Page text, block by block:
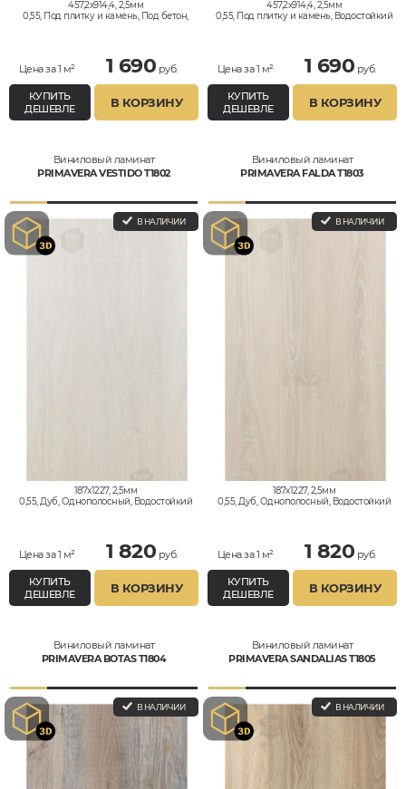
457,2x914,4, 2,5мм
0,55, Под плитку и камень, Под бетон,
Цена за 1 м² 1 690 руб.
КУПИТЬ
ДЕШЕВЛЕ
В КОРЗИНУ
457,2x914,4, 2,5мм
0,55, Под плитку и камень, Водостойкий
Цена за 1 м² 1 690 руб.
КУПИТЬ
ДЕШЕВЛЕ
В КОРЗИНУ
Виниловый ламинат
PRIMAVERA VESTIDO T1802
В НАЛИЧИИ
187x1227, 2,5мм
0,55, Дуб, Однополосный, Водостойкий
Цена за 1 м² 1 820 руб.
КУПИТЬ
ДЕШЕВЛЕ
В КОРЗИНУ
Виниловый ламинат
PRIMAVERA FALDA T1803
В НАЛИЧИИ
187x1227, 2,5мм
0,55, Дуб, Однополосный, Водостойкий
Цена за 1 м² 1 820 руб.
КУПИТЬ
ДЕШЕВЛЕ
В КОРЗИНУ
Виниловый ламинат
PRIMAVERA BOTAS T1804
В НАЛИЧИИ
Виниловый ламинат
PRIMAVERA SANDALIAS T1805
В НАЛИЧИИ